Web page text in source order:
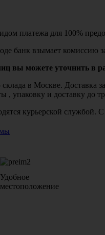
платежа для 100%
банк взымает комиссию
вы можете уточнить в
склада в Москве.
, упаковку и доставку до
курьерской
Удобное
местоположение